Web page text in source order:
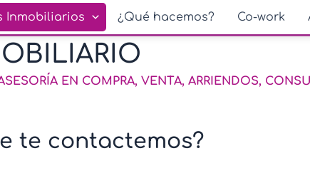
Inmobiliarios ¿Qué hacemos? Co-work
EN COMPRA, VENTA, ARRIENDOS,
te contactemos?